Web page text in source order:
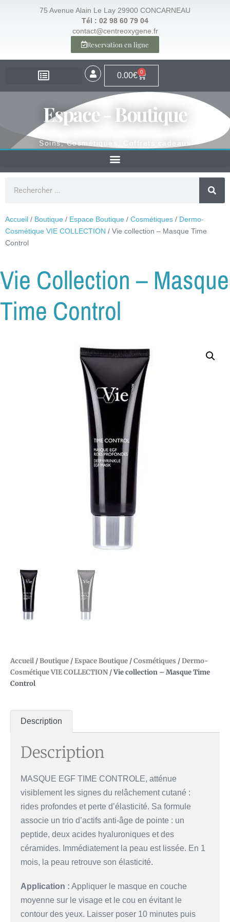
75 Avenue Alain Le Lay 29900 CONCARNEAU
Tél : 02 98 60 79 04
contact@centreoxygene.fr
Reservation en ligne
0.00€ 0
Espace - Boutique
Soins, Cosmétiques, Coffrets cadeaux
Accueil / Boutique / Espace Boutique / Cosmétiques / Dermo-
Cosmétique VIE COLLECTION / Vie collection – Masque Time
Control
Vie Collection – Masque
Time Control
Accueil /Boutique /Espace Boutique /Cosmétiques /Dermo-
Cosmétique VIE COLLECTION / Vie collection – Masque Time
Control
Description
Description
MASQUE EGF TIME CONTROLE, atténue
visiblement les signes du relâchement cutané :
rides profondes et perte d’élasticité. Sa formule
associe un trio d’actifs anti-âge de pointe : un
peptide, deux acides hyaluroniques et des
céramides. Immédiatement la peau est lissée. En 1
mois, la peau retrouve son élasticité.
Application : Appliquer le masque en couche
moyenne sur le visage et le cou en évitant le
contour des yeux. Laisser poser 10 minutes puis